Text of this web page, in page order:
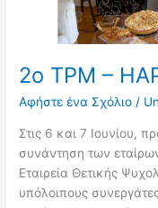
2ο TPM –
Αφήστε ένα Σχόλιο /
Στις 6 και 7 Ιουνίου,
συνάντηση των
Εταιρεία Θετικής
υπόλοιπους